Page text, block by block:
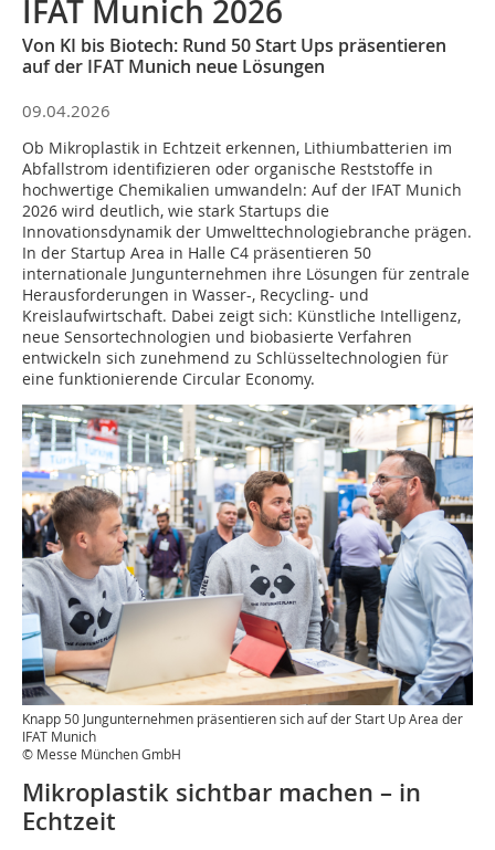
IFAT Munich 2026
Von KI bis Biotech: Rund 50 Start Ups präsentieren
auf der IFAT Munich neue Lösungen
09.04.2026
Ob Mikroplastik in Echtzeit erkennen, Lithiumbatterien im
Abfallstrom identifizieren oder organische Reststoffe in
hochwertige Chemikalien umwandeln: Auf der IFAT Munich
2026 wird deutlich, wie stark Startups die
Innovationsdynamik der Umwelttechnologiebranche prägen.
In der Startup Area in Halle C4 präsentieren 50
internationale Jungunternehmen ihre Lösungen für zentrale
Herausforderungen in Wasser-, Recycling- und
Kreislaufwirtschaft. Dabei zeigt sich: Künstliche Intelligenz,
neue Sensortechnologien und biobasierte Verfahren
entwickeln sich zunehmend zu Schlüsseltechnologien für
eine funktionierende Circular Economy.
Knapp 50 Jungunternehmen präsentieren sich auf der Start Up Area der
IFAT Munich
© Messe München GmbH
Mikroplastik sichtbar machen – in
Echtzeit